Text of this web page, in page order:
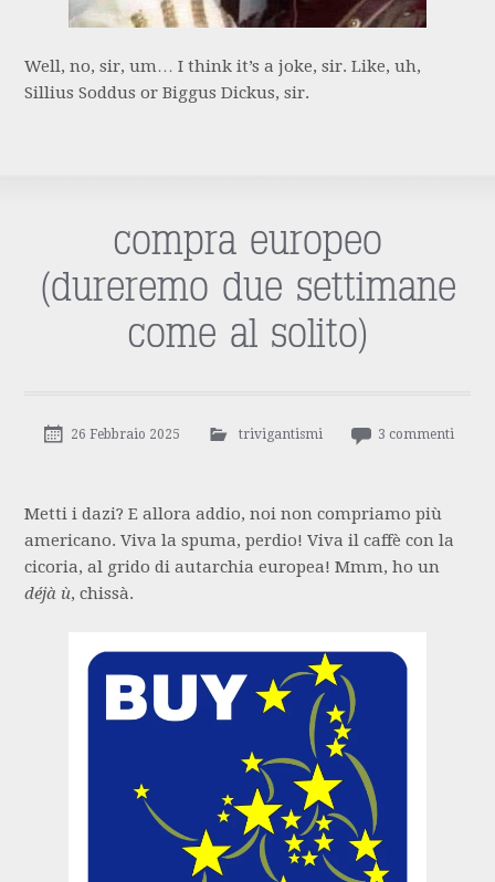
Well, no, sir, um… I think it’s a joke, sir. Like, uh,
Sillius Soddus or Biggus Dickus, sir.
compra europeo
(dureremo due settimane
come al solito)
26 Febbraio 2025 trivigantismi 3 commenti
Metti i dazi? E allora addio, noi non compriamo più
americano. Viva la spuma, perdio! Viva il caffè con la
cicoria, al grido di autarchia europea! Mmm, ho un
déjà ù, chissà.